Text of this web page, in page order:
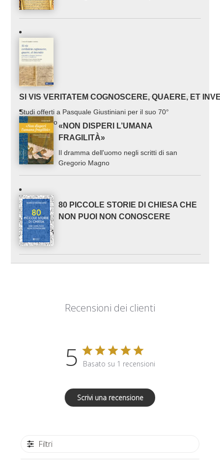
SI VIS VERITATEM COGNOSCERE, QUAERE, ET
Studi offerti a Pasquale Giustiniani per il suo 70°
compleanno«NON DISPERI L’UMANA
FRAGILITÀ»
Il dramma dell'uomo negli scritti di san
Gregorio Magno
80 PICCOLE STORIE DI CHIESA CHE
NON PUOI NON CONOSCERE
Recensioni dei clienti
5 Basato su 1 recensioni
Scrivi una recensione
Filtri